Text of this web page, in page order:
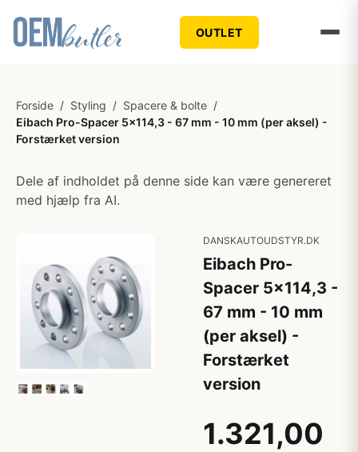
OUTLET
Forside / Styling / Spacere & bolte /
Eibach Pro-Spacer 5x114,3 - 67 mm - 10 mm (per aksel) -
Forstærket version
Dele af indholdet på denne side kan være genereret
med hjælp fra AI.
DANSKAUTOUDSTYR.DK
Eibach Pro-
Spacer 5x114,3 -
67 mm - 10 mm
(per aksel) -
Forstærket
version
1.321,00